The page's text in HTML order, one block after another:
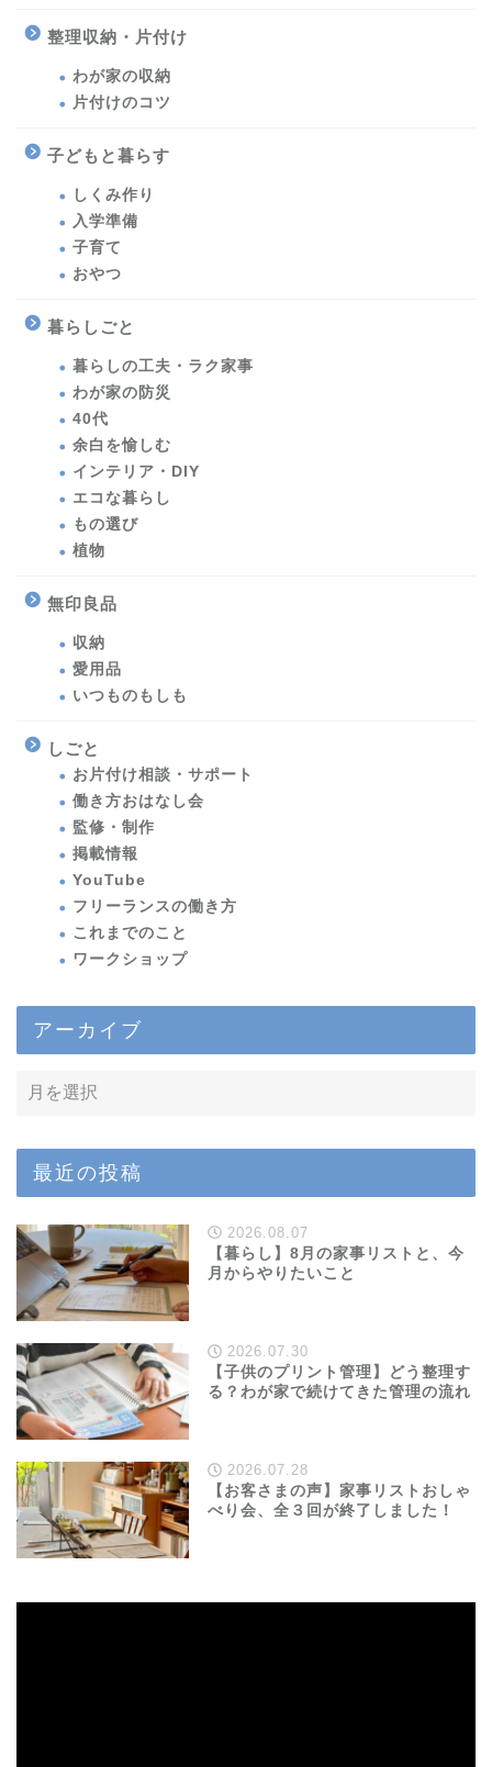
整理収納・片付け
わが家の収納
片付けのコツ
子どもと暮らす
しくみ作り
入学準備
子育て
おやつ
暮らしごと
暮らしの工夫・ラク家事
わが家の防災
40代
余白を愉しむ
インテリア・DIY
エコな暮らし
もの選び
植物
無印良品
収納
愛用品
いつものもしも
しごと
お片付け相談・サポート
働き方おはなし会
監修・制作
掲載情報
YouTube
フリーランスの働き方
これまでのこと
ワークショップ
アーカイブ
最近の投稿
2026.08.07
【暮らし】8月の家事リストと、今
月からやりたいこと
2026.07.30
【子供のプリント管理】どう整理す
る？わが家で続けてきた管理の流れ
2026.07.28
【お客さまの声】家事リストおしゃ
べり会、全３回が終了しました！